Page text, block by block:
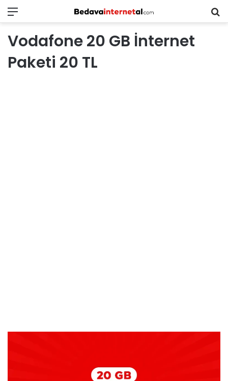
Menü
Vodafone 20 GB İnternet
Paketi 20 TL